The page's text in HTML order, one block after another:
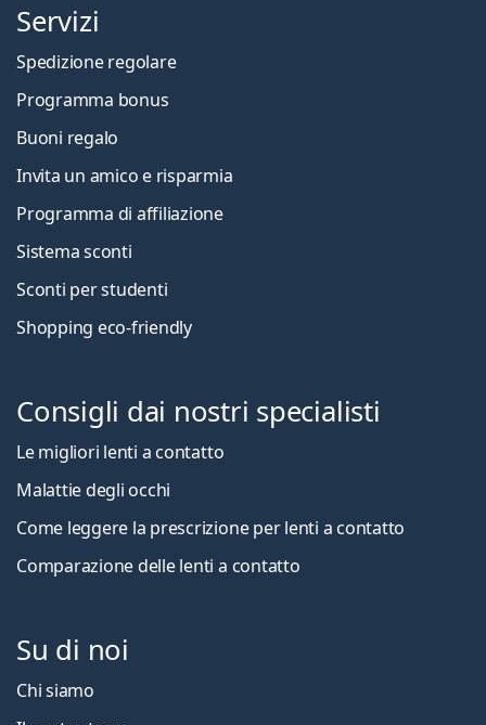
Servizi
Spedizione regolare
Programma bonus
Buoni regalo
Invita un amico e risparmia
Programma di affiliazione
Sistema sconti
Sconti per studenti
Shopping eco-friendly
Consigli dai nostri specialisti
Le migliori lenti a contatto
Malattie degli occhi
Come leggere la prescrizione per lenti a contatto
Comparazione delle lenti a contatto
Su di noi
Chi siamo